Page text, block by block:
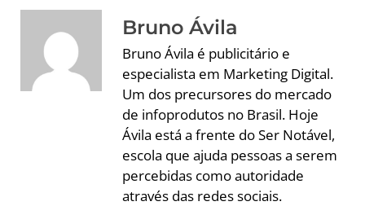
Bruno Ávila
Bruno Ávila é publicitário e
especialista em Marketing Digital.
Um dos precursores do mercado
de infoprodutos no Brasil. Hoje
Ávila está a frente do Ser Notável,
escola que ajuda pessoas a serem
percebidas como autoridade
através das redes sociais.